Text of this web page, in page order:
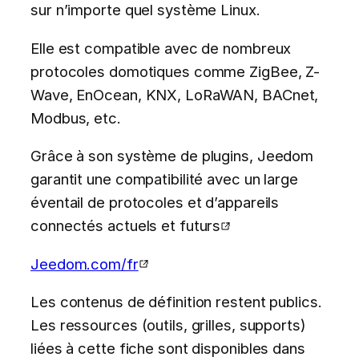
sur n’importe quel système Linux.
Elle est compatible avec de nombreux
protocoles domotiques comme ZigBee, Z-
Wave, EnOcean, KNX, LoRaWAN, BACnet,
Modbus, etc.
Grâce à son système de plugins, Jeedom
garantit une compatibilité avec un large
éventail de protocoles et d’appareils
connectés actuels et futurs
Jeedom.com/fr
Les contenus de définition restent publics.
Les ressources (outils, grilles, supports)
liées à cette fiche sont disponibles dans